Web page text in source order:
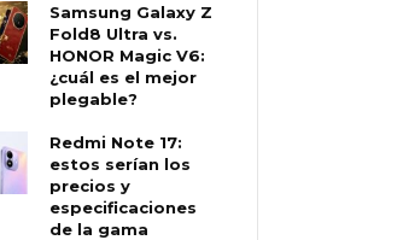
Samsung Galaxy Z
Fold8 Ultra vs.
HONOR Magic V6:
¿cuál es el mejor
plegable?
Redmi Note 17:
estos serían los
precios y
especificaciones
de la gama